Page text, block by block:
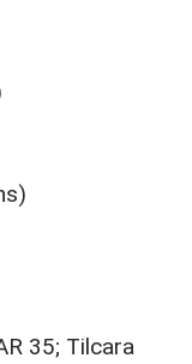
35; Tilcara